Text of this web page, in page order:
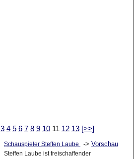
3 4 5 6 7 8 9 10 11 12 13 [>>]
Schauspieler Steffen Laube -> Vorschau
Steffen Laube ist freischaffender